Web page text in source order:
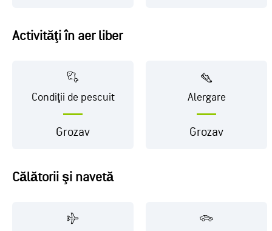
Activităţi în aer liber
Condiţii de pescuit
Grozav
Alergare
Grozav
Călătorii şi navetă